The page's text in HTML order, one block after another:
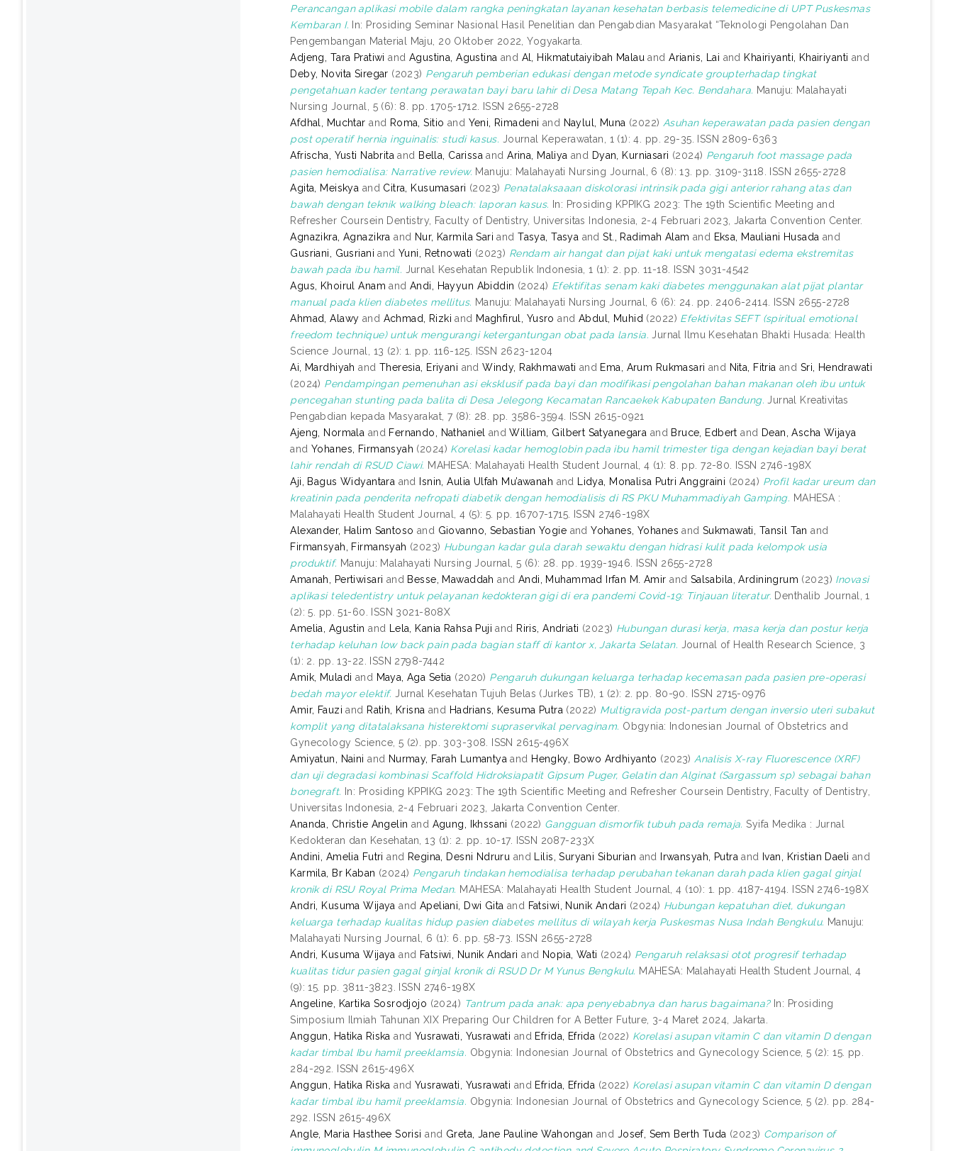
Perancangan aplikasi mobile dalam rangka peningkatan layanan kesehatan berbasis telemedicine di UPT Puskesmas
Kembaran I. In: Prosiding Seminar Nasional Hasil Penelitian dan Pengabdian Masyarakat “Teknologi Pengolahan Dan
Pengembangan Material Maju, 20 Oktober 2022, Yogyakarta.
Adjeng, Tara Pratiwi and Agustina, Agustina and Al, Hikmatutaiyibah Malau andArianis, Lai and Khairiyanti, Khairiyanti and
Deby, Novita Siregar (2023) Pengaruh pemberian edukasi dengan metode syndicate groupterhadap tingkat
pengetahuan kader tentang perawatan bayi baru lahir di Desa Matang Tepah Kec. Bendahara. Manuju: Malahayati
Nursing Journal, 5 (6): 8. pp. 1705-1712. ISSN 2655-2728
Afdhal, Muchtar and Roma, Sitio and Yeni, Rimadeni and Naylul, Muna (2022) Asuhan keperawatan pada pasien dengan
post operatif hernia inguinalis: studi kasus. Journal Keperawatan, 1 (1): 4. pp. 29-35. ISSN 2809-6363
Afrischa, Yusti Nabrita and Bella, Carissa andArina, Maliya and Dyan, Kurniasari (2024) Pengaruh foot massage pada
pasien hemodialisa: Narrative review. Manuju: Malahayati Nursing Journal, 6 (8): 13. pp. 3109-3118. ISSN 2655-2728
Agita, Meiskya and Citra, Kusumasari (2023) Penatalaksaaan diskolorasi intrinsik pada gigi anterior rahang atas dan
bawah dengan teknik walking bleach: laporan kasus. In: Prosiding KPPIKG 2023: The 19th Scientific Meeting and
Refresher Coursein Dentistry, Faculty of Dentistry, Universitas Indonesia, 2-4 Februari 2023, Jakarta Convention Center.
Agnazikra, Agnazikra and Nur, Karmila Sari andTasya, Tasya andSt., Radimah Alam and Eksa, Mauliani Husada and
Gusriani, Gusriani andYuni, Retnowati (2023) Rendam air hangat dan pijat kaki untuk mengatasi edema ekstremitas
bawah pada ibu hamil. Jurnal Kesehatan Republik Indonesia, 1 (1): 2. pp. 11-18. ISSN 3031-4542
Agus, Khoirul Anam andAndi, Hayyun Abiddin (2024) Efektifitas senam kaki diabetes menggunakan alat pijat plantar
manual pada klien diabetes mellitus. Manuju: Malahayati Nursing Journal, 6 (6): 24. pp. 2406-2414. ISSN 2655-2728
Ahmad, Alawy and Achmad, Rizki and Maghfirul, Yusro and Abdul, Muhid (2022) Efektivitas SEFT (spiritual emotional
freedom technique) untuk mengurangi ketergantungan obat pada lansia. Jurnal Ilmu Kesehatan Bhakti Husada: Health
Science Journal, 13 (2): 1. pp. 116-125. ISSN 2623-1204
Ai, Mardhiyah and Theresia, Eriyani andWindy, Rakhmawati and Ema, Arum Rukmasari and Nita, Fitria and Sri, Hendrawati
(2024) Pendampingan pemenuhan asi eksklusif pada bayi dan modifikasi pengolahan bahan makanan oleh ibu untuk
pencegahan stunting pada balita di Desa Jelegong Kecamatan Rancaekek Kabupaten Bandung. Jurnal Kreativitas
Pengabdian kepada Masyarakat, 7 (8): 28. pp. 3586-3594. ISSN 2615-0921
Ajeng, Normala and Fernando, Nathaniel andWilliam, Gilbert Satyanegara and Bruce, Edbert and Dean, Ascha Wijaya
andYohanes, Firmansyah (2024) Korelasi kadar hemoglobin pada ibu hamil trimester tiga dengan kejadian bayi berat
lahir rendah di RSUD Ciawi. MAHESA: Malahayati Health Student Journal, 4 (1): 8. pp. 72-80. ISSN 2746-198X
Aji, Bagus Widyantara and Isnin, Aulia Ulfah Mu’awanah and Lidya, Monalisa Putri Anggraini (2024) Profil kadar ureum dan
kreatinin pada penderita nefropati diabetik dengan hemodialisis di RS PKU Muhammadiyah Gamping. MAHESA :
Malahayati Health Student Journal, 4 (5): 5. pp. 16707-1715. ISSN 2746-198X
Alexander, Halim Santoso and Giovanno, Sebastian Yogie andYohanes, Yohanes andSukmawati, Tansil Tan and
Firmansyah, Firmansyah (2023) Hubungan kadar gula darah sewaktu dengan hidrasi kulit pada kelompok usia
produktif. Manuju: Malahayati Nursing Journal, 5 (6): 28. pp. 1939-1946. ISSN 2655-2728
Amanah, Pertiwisari and Besse, Mawaddah and Andi, Muhammad Irfan M. Amir and Salsabila, Ardiningrum (2023) Inovasi
aplikasi teledentistry untuk pelayanan kedokteran gigi di era pandemi Covid-19: Tinjauan literatur. Denthalib Journal, 1
(2): 5. pp. 51-60. ISSN 3021-808X
Amelia, Agustin and Lela, Kania Rahsa Puji and Riris, Andriati (2023) Hubungan durasi kerja, masa kerja dan postur kerja
terhadap keluhan low back pain pada bagian staff di kantor x, Jakarta Selatan. Journal of Health Research Science, 3
(1): 2. pp. 13-22. ISSN 2798-7442
Amik, Muladi and Maya, Aga Setia (2020) Pengaruh dukungan keluarga terhadap kecemasan pada pasien pre-operasi
bedah mayor elektif. Jurnal Kesehatan Tujuh Belas (Jurkes TB), 1 (2): 2. pp. 80-90. ISSN 2715-0976
Amir, Fauzi and Ratih, Krisna and Hadrians, Kesuma Putra (2022) Multigravida post-partum dengan inversio uteri subakut
komplit yang ditatalaksana histerektomi supraservikal pervaginam. Obgynia: Indonesian Journal of Obstetrics and
Gynecology Science, 5 (2). pp. 303-308. ISSN 2615-496X
Amiyatun, Naini and Nurmay, Farah Lumantya and Hengky, Bowo Ardhiyanto (2023) Analisis X-ray Fluorescence (XRF)
dan uji degradasi kombinasi Scaffold Hidroksiapatit Gipsum Puger, Gelatin dan Alginat (Sargassum sp) sebagai bahan
bonegraft. In: Prosiding KPPIKG 2023: The 19th Scientific Meeting and Refresher Coursein Dentistry, Faculty of Dentistry,
Universitas Indonesia, 2-4 Februari 2023, Jakarta Convention Center.
Ananda, Christie Angelin and Agung, Ikhssani (2022) Gangguan dismorfik tubuh pada remaja. Syifa Medika : Jurnal
Kedokteran dan Kesehatan, 13 (1): 2. pp. 10-17. ISSN 2087-233X
Andini, Amelia Futri and Regina, Desni Ndruru and Lilis, Suryani Siburian and Irwansyah, Putra and Ivan, Kristian Daeli and
Karmila, Br Kaban (2024) Pengaruh tindakan hemodialisa terhadap perubahan tekanan darah pada klien gagal ginjal
kronik di RSU Royal Prima Medan. MAHESA: Malahayati Health Student Journal, 4 (10): 1. pp. 4187-4194. ISSN 2746-198X
Andri, Kusuma Wijaya and Apeliani, Dwi Gita and Fatsiwi, Nunik Andari (2024) Hubungan kepatuhan diet, dukungan
keluarga terhadap kualitas hidup pasien diabetes mellitus di wilayah kerja Puskesmas Nusa Indah Bengkulu. Manuju:
Malahayati Nursing Journal, 6 (1): 6. pp. 58-73. ISSN 2655-2728
Andri, Kusuma Wijaya and Fatsiwi, Nunik Andari and Nopia, Wati (2024) Pengaruh relaksasi otot progresif terhadap
kualitas tidur pasien gagal ginjal kronik di RSUD Dr M Yunus Bengkulu. MAHESA: Malahayati Health Student Journal, 4
(9): 15. pp. 3811-3823. ISSN 2746-198X
Angeline, Kartika Sosrodjojo (2024) Tantrum pada anak: apa penyebabnya dan harus bagaimana?In: Prosiding
Simposium Ilmiah Tahunan XIX Preparing Our Children for A Better Future, 3-4 Maret 2024, Jakarta.
Anggun, Hatika Riska and Yusrawati, Yusrawati and Efrida, Efrida (2022) Korelasi asupan vitamin C dan vitamin D dengan
kadar timbal Ibu hamil preeklamsia. Obgynia: Indonesian Journal of Obstetrics and Gynecology Science, 5 (2): 15. pp.
284-292. ISSN 2615-496X
Anggun, Hatika Riska and Yusrawati, Yusrawati and Efrida, Efrida (2022) Korelasi asupan vitamin C dan vitamin D dengan
kadar timbal ibu hamil preeklamsia. Obgynia: Indonesian Journal of Obstetrics and Gynecology Science, 5 (2). pp. 284-
292. ISSN 2615-496X
Angle, Maria Hasthee Sorisi and Greta, Jane Pauline Wahongan and Josef, Sem Berth Tuda (2023) Comparison of